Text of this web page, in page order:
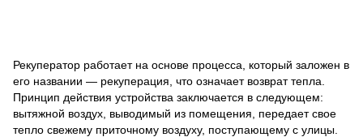
Рекуператор работает на основе процесса, который заложен в
его названии — рекуперация, что означает возврат тепла.
Принцип действия устройства заключается в следующем:
вытяжной воздух, выводимый из помещения, передает свое
тепло свежему приточному воздуху, поступающему с улицы.